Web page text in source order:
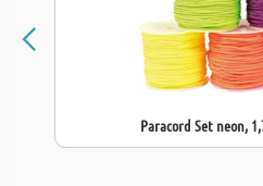
Paracord Set neon,